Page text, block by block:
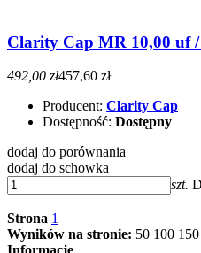
Clarity Cap MR 10,00 uf
492,00 zł457,60 zł
Producent: Clarity Cap
Dostępność: Dostępny
dodaj do porównania
dodaj do schowka
szt.
Strona 1
Wyników na stronie: 50 100 150